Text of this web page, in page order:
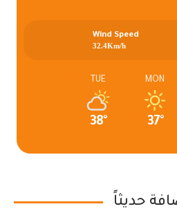
Wind Speed
32.4Km/h
MON
37°
TUE
38°
حديثاً